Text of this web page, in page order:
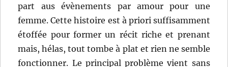
part aus évènements par amour pour une
femme. Cette histoire est à priori suffisamment
étoffée pour former un récit riche et prenant
mais, hélas, tout tombe à plat et rien ne semble
fonctionner. Le principal problème vient sans